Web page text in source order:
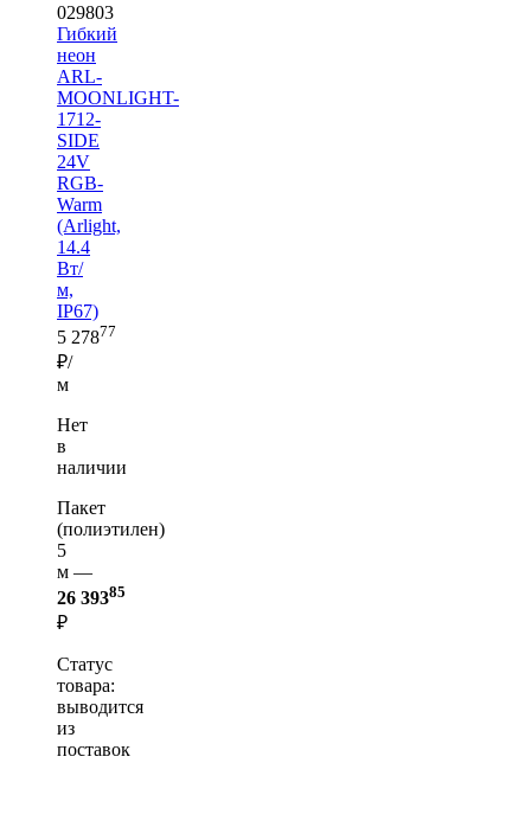
029803
Гибкий
неон
ARL-
MOONLIGHT-
1712-
SIDE
24V
RGB-
Warm
(Arlight,
14.4
Вт/
м,
IP67)
5 27877
₽/
м
Нет
в
наличии
Пакет
(полиэтилен)
5
м —
26 39385
₽
Статус
товара:
выводится
из
поставок